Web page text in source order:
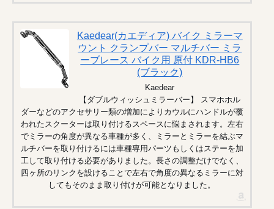
Kaedear(カエディア) バイク ミラーマ
ウント クランプバー マルチバー ミラ
ーブレース バイク用 原付 KDR-HB6
(ブラック)
Kaedear
【ダブルウィッシュミラーバー】 スマホホル
ダーなどのアクセサリー類の増加によりカウルにハンドルが覆
われたスクーターは取り付けるスペースに悩まされます。左右
でミラーの角度が異なる車種が多く、ミラーとミラーを結ぶマ
ルチバーを取り付けるには車種専用パーツもしくはステーを加
工して取り付ける必要がありました。長さの調整だけでなく、
四ヶ所のリンクを設けることで左右で角度の異なるミラーに対
してもそのまま取り付けが可能となりました。